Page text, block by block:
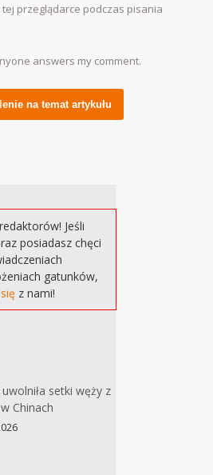
przeglądarce podczas pisania
answers my comment.
Jeśli
posiadasz chęci
gatunków,
z nami!
setki węży z
Chinach